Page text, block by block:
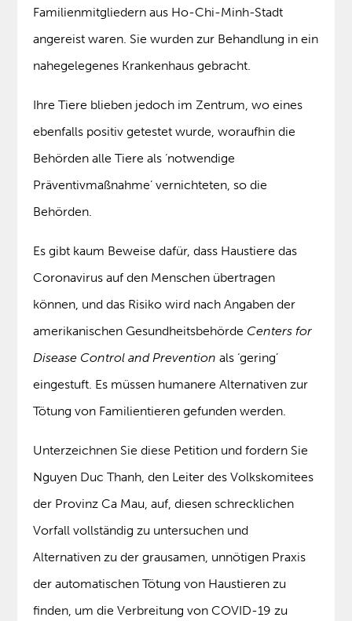
Familienmitgliedern aus Ho-Chi-Minh-Stadt
angereist waren. Sie wurden zur Behandlung in ein
nahegelegenes Krankenhaus gebracht.
Ihre Tiere blieben jedoch im Zentrum, wo eines
ebenfalls positiv getestet wurde, woraufhin die
Behörden alle Tiere als ‘notwendige
Präventivmaßnahme’ vernichteten, so die
Behörden.
Es gibt kaum Beweise dafür, dass Haustiere das
Coronavirus auf den Menschen übertragen
können, und das Risiko wird nach Angaben der
amerikanischen Gesundheitsbehörde Centers for
Disease Control and Prevention als ‘gering’
eingestuft. Es müssen humanere Alternativen zur
Tötung von Familientieren gefunden werden.
Unterzeichnen Sie diese Petition und fordern Sie
Nguyen Duc Thanh, den Leiter des Volkskomitees
der Provinz Ca Mau, auf, diesen schrecklichen
Vorfall vollständig zu untersuchen und
Alternativen zu der grausamen, unnötigen Praxis
der automatischen Tötung von Haustieren zu
finden, um die Verbreitung von COVID-19 zu